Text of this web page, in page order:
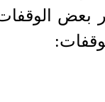
بعض
: